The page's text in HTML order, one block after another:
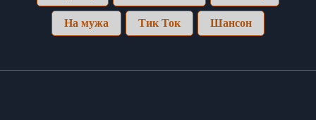
На мужа Тик Ток Шансон